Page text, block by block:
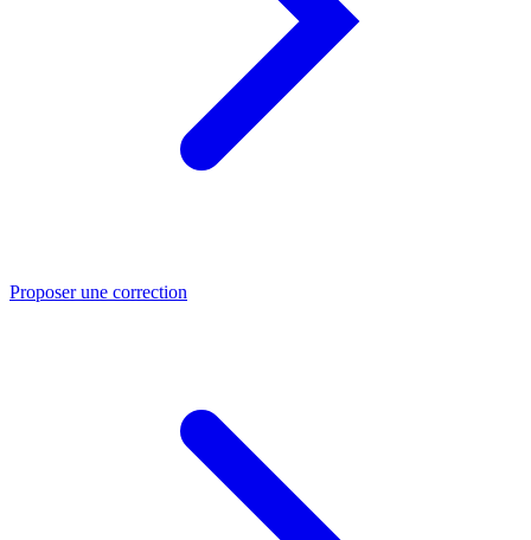
Proposer une correction